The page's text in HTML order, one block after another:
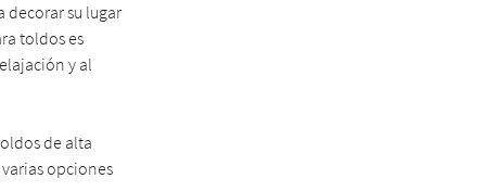
decorar su lugar
toldos es
y al
de alta
opciones